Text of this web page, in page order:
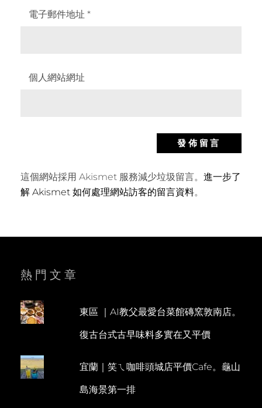
電子郵件地址 *
個人網站網址
這個網站採用 Akismet 服務減少垃圾留言。 進一步了
解 Akismet 如何處理網站訪客的留言資料。
熱門文章
東區 ｜AI教父最愛台菜館磚窯敦南店。
復古台式古早味料多實在又平價
宜蘭｜笑ㄟ咖啡頭城店平價Cafe。龜山
島海景第一排